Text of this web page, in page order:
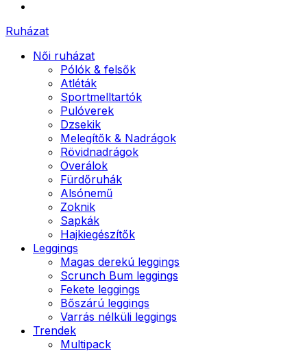
Ruházat
Női ruházat
Pólók & felsők
Atléták
Sportmelltartók
Pulóverek
Dzsekik
Melegítők & Nadrágok
Rövidnadrágok
Overálok
Fürdőruhák
Alsónemű
Zoknik
Sapkák
Hajkiegészítők
Leggings
Magas derekú leggings
Scrunch Bum leggings
Fekete leggings
Bőszárú leggings
Varrás nélküli leggings
Trendek
Multipack